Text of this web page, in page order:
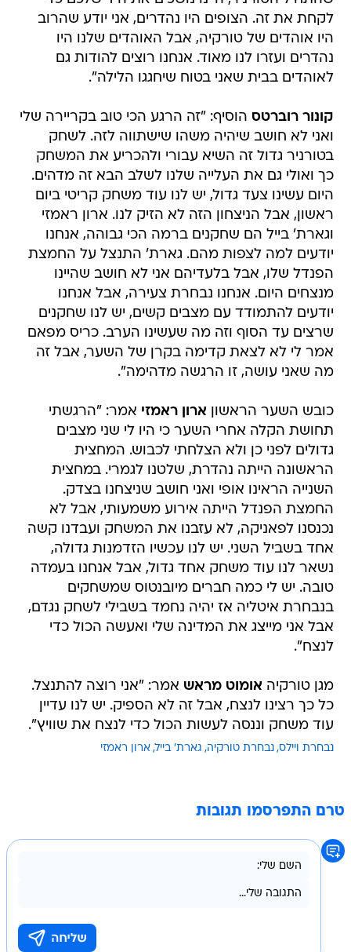
לקחת את זה. הצופים היו נהדרים, אני יודע שהרוב
היו אוהדים של טורקיה, אבל האוהדים שלנו היו
נהדרים ועזרו לנו מאוד. אנחנו רוצים להודות גם
לאוהדים בבית שאני בטוח שיחגגו הלילה".
קונור רוברטס הוסיף: "זה הרגע הכי טוב בקריירה שלי
ואני לא חושב שיהיה משהו שישתווה לזה. לשחק
בטורניר גדול זה השיא עבורי ולהכריע את המשחק
כך ואולי גם את העלייה שלנו לשלב הבא זה מדהים.
היום עשינו צעד גדול, יש לנו עוד משחק קריטי ביום
ראשון, אבל הניצחון הזה לא הזיק לנו. ארון ראמזי
וגארת' בייל הם שחקנים ברמה הכי גבוהה, אנחנו
יודעים למה לצפות מהם. גארת' התנצל על החמצת
הפנדל שלו, אבל בלעדיהם אני לא חושב שהיינו
מנצחים היום. אנחנו נבחרת צעירה, אבל אנחנו
יודעים להתמודד עם מצבים קשים, יש לנו שחקנים
שרצים עד הסוף וזה מה שעשינו הערב. כריס מפאם
אמר לי לא לצאת קדימה בקרן של השער, אבל זה
מה שאני עושה, זו הרגשה מדהימה".
כובש השער הראשון ארון ראמזי אמר: "הרגשתי
תחושת הקלה אחרי השער כי היו לי שני מצבים
גדולים לפני כן ולא הצלחתי לכבוש. המחצית
הראשונה הייתה נהדרת, שלטנו לגמרי. במחצית
השנייה הראינו אופי ואני חושב שניצחנו בצדק.
החמצת הפנדל הייתה אירוע משמעותי, אבל לא
נכנסנו לפאניקה, לא עזבנו את המשחק ועבדנו קשה
אחד בשביל השני. יש לנו עכשיו הזדמנות גדולה,
נשאר לנו עוד משחק אחד גדול, אבל אנחנו בעמדה
טובה. יש לי כמה חברים מיובנטוס שמשחקים
בנבחרת איטליה אז יהיה נחמד בשבילי לשחק נגדם,
אבל אני מייצג את המדינה שלי ואעשה הכול כדי
לנצח".
מגן טורקיה אומוט מראש אמר: "אני רוצה להתנצל.
כל כך רצינו לנצח, אבל זה לא הספיק. יש לנו עדיין
עוד משחק וננסה לעשות הכול כדי לנצח את שוויץ".
נבחרת ויילס נבחרת טורקיה גארת' בייל ארון ראמזי
טרם התפרסמו תגובות